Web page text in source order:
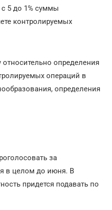
5 до 1% суммы
контролируемых
относительно определения
операций в
определения
за
в целом до июня. В
придется подавать по